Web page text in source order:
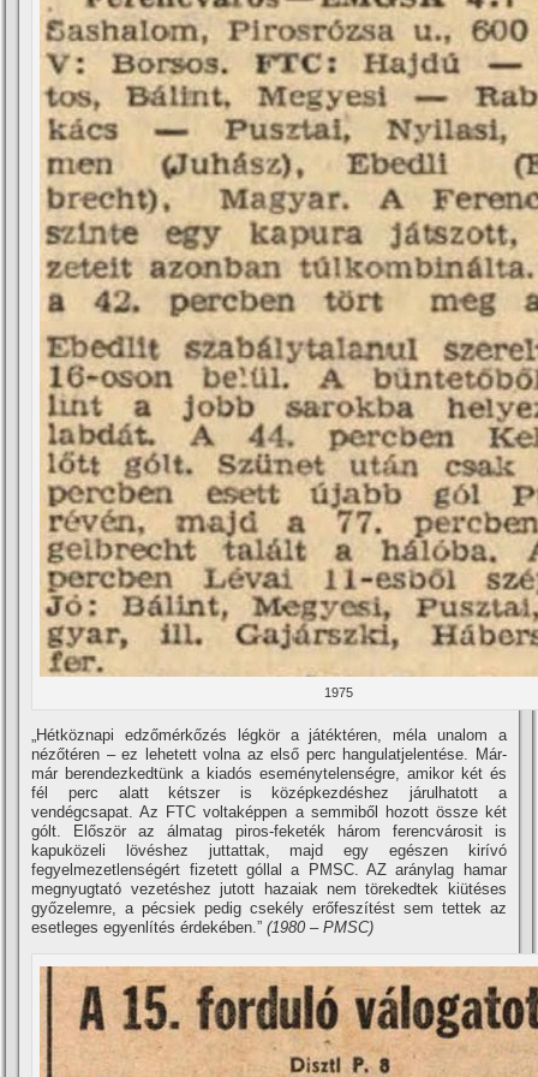
1975
„Hétköznapi edzőmérkőzés légkör a játéktéren, méla unalom a
nézőtéren – ez lehetett volna az első perc hangulatjelentése. Már-
már berendezkedtünk a kiadós eseménytelenségre, amikor két és
fél perc alatt kétszer is középkezdéshez járulhatott a
vendégcsapat. Az FTC voltaképpen a semmiből hozott össze két
gólt. Először az álmatag piros-feketék három ferencvárosit is
kapuközeli lövéshez juttattak, majd egy egészen kirí­vó
fegyelmezetlenségért fizetett góllal a PMSC. AZ aránylag hamar
megnyugtató vezetéshez jutott hazaiak nem törekedtek kiütéses
győzelemre, a pécsiek pedig csekély erőfeszí­tést sem tettek az
esetleges egyenlí­tés érdekében.”(1980 – PMSC)